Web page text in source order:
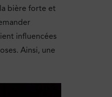
bière forte et
influencées
Ainsi, une